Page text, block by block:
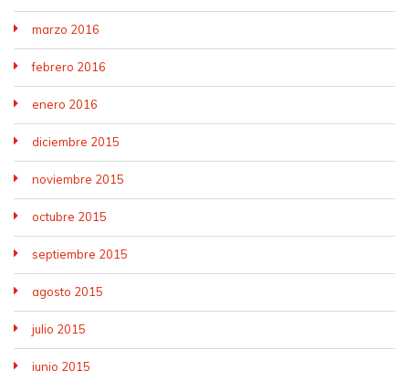
marzo 2016
febrero 2016
enero 2016
diciembre 2015
noviembre 2015
octubre 2015
septiembre 2015
agosto 2015
julio 2015
junio 2015